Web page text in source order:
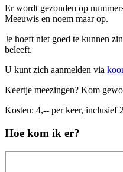
Er wordt gezonden op
Meeuwis en noem maar op.
Je hoeft niet goed te kunnen
beleeft.
U kunt zich aanmelden via
Keertje meezingen? Kom
Kosten: 4,-- per keer, inclusief
Hoe kom ik er?